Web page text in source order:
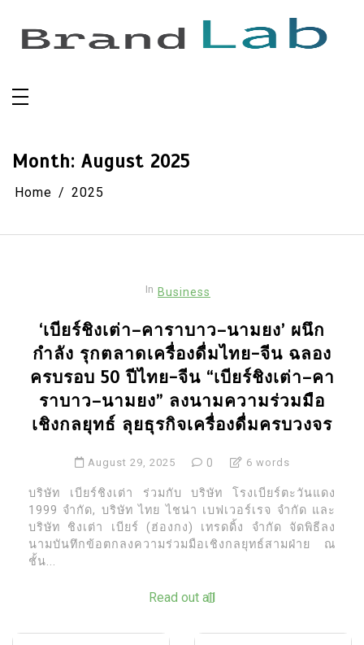
content
Month: August 2025
Home 2025
In Business
‘เบียร์ชิงเต่า–คาราบาว–นามยง’ ผนึก
กำลัง รุกตลาดเครื่องดื่มไทย-จีน ฉลอง
ครบรอบ 50 ปีไทย-จีน “เบียร์ชิงเต่า–คา
ราบาว–นามยง” ลงนามความร่วมมือ
เชิงกลยุทธ์ ลุยธุรกิจเครื่องดื่มครบวงจร
August 29, 2025 0 6 words
บริษัท เบียร์ชิงเต่า ร่วมกับ บริษัท โรงเบียร์ตะวันแดง
1999 จำกัด, บริษัท ไทย ไชน่า เบฟเวอร์เรจ จำกัด และ
บริษัท ชิงเต่า เบียร์ (ฮ่องกง) เทรดดิ้ง จำกัด จัดพิธีลง
นามบันทึกข้อตกลงความร่วมมือเชิงกลยุทธ์สามฝ่าย ณ
ชั้น...
Read out all